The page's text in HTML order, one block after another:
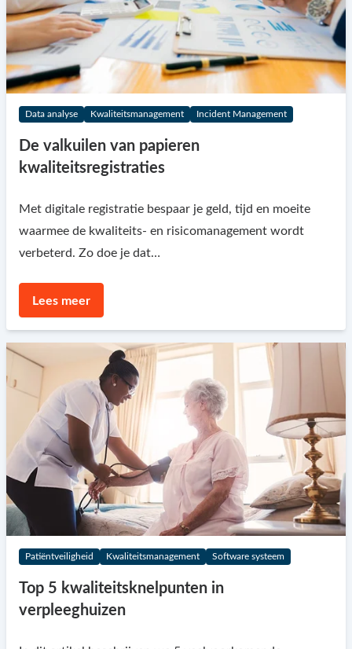
Data analyse Kwaliteitsmanagement Incident Management
De valkuilen van papieren
kwaliteitsregistraties
Met digitale registratie bespaar je geld, tijd en moeite
waarmee de kwaliteits- en risicomanagement wordt
verbeterd. Zo doe je dat…
Lees meer
Patiëntveiligheid Kwaliteitsmanagement Software systeem
Top 5 kwaliteitsknelpunten in
verpleeghuizen